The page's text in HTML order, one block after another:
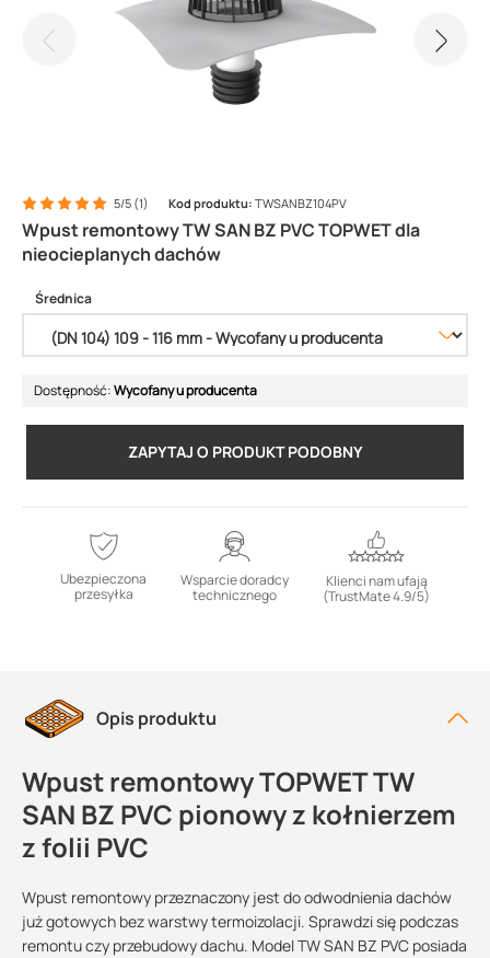
Wpust remontowy TW SAN BZ PVC TOPWET dla
nieocieplanych dachów
5/5 (1) Kod produktu: TWSANBZ104PV
Średnica
Dostępność:Wycofany u producenta
ZAPYTAJ O PRODUKT PODOBNY
Ubezpieczona
przesyłka
Wsparcie doradcy
technicznego
Klienci nam ufają
(TrustMate 4.9/5)
Opis produktu
Wpust remontowy TOPWET TW
SAN BZ PVC pionowy z kołnierzem
z folii PVC
Wpust remontowy przeznaczony jest do odwodnienia dachów
już gotowych bez warstwy termoizolacji. Sprawdzi się podczas
remontu czy przebudowy dachu. Model TW SAN BZ PVC posiada